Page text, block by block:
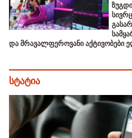
და მრავალფეროვანი აქტივობები
სტატია